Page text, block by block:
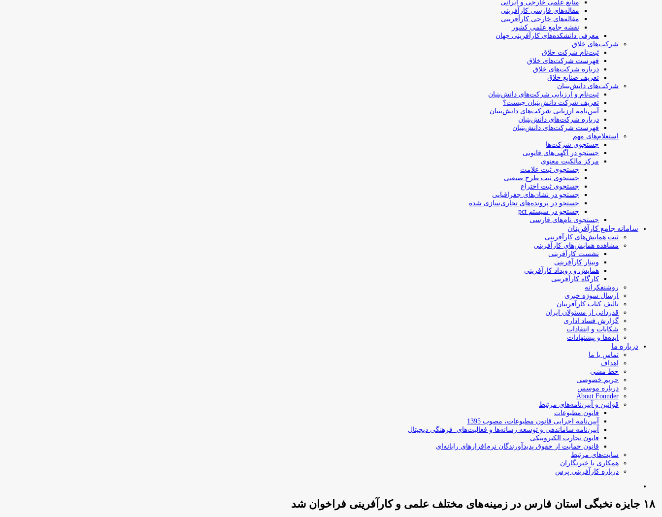
منابع علمی خارجی و ایرانی
مقاله‌های فارسی کارآفرینی
مقاله‌های خارجی کارآفرینی
نقشه جامع علمی کشور
معرفی دانشکده‌های کارآفرینی جهان
شرکت‌های خلاق
ثبت‌نام شرکت خلاق
فهرست شرکت‌های خلاق
درباره شرکت‌های خلاق
تعریف صنایع خلاق
شرکت‌های دانش‌بنیان
ثبت‌نام و ارزیابی شرکت‌های دانش‌بنیان
تعریف شرکت دانش‌بنیان چیست؟
آیین‌نامه ارزیابی شرکت‌های دانش‌بنیان
درباره شرکت‌های دانش‌بنیان
فهرست شرکت‌های دانش‌بنیان
استعلام‌های مهم
جستجوی شرکت‌ها
جستجو در آگهی‌های قانونی
مرکز مالکیت معنوی
جستجوی ثبت علامت
جستجوی ثبت طرح صنعتی
جستجوی ثبت اختراع
جستجو در نشان‌های جغرافیایی
جستجو در پرونده‌های تجاری‌سازی شده
جستجو در سیستم pct
جستجوی نام‌های فارسی
سامانه جامع کارآفرینان
ثبت همایش‌های کارآفرینی
مشاهده همایش‌های کارآفرینی
نشست کارآفرینی
وبینار کارآفرینی
همایش و رویداد کارآفرینی
کارگاه کارآفرینی
روشنفکرانه
ارسال سوژه‌ خبری
تالیف کتاب کارآفرینان
قدردانی از مسئولان ایران
گزارش فساد اداری
شکایات و انتقادات
ایده‌ها و پیشنهادات
درباره ما
تماس با ما
اهداف
خط مشی
حریم خصوصی
درباره موسس
About Founder
قوانین و آیین‌نامه‌های مرتبط
‌قانون مطبوعات
آیین‌نامه اجرایی قانون مطبوعات، مصوب 1395
آیین‌نامه سامان­دهی و توسعه رسانه­‌ها و فعالیت‌­های فرهنگی دیجیتال
قانون تجارت الکترونیکی
قانون حمایت از حقوق پدیدآورندگان نرم‌افزارهای رایانه‌ای
سایت‌های مرتبط
همکاری با خبرنگاران
درباره کارآفرینی پرس